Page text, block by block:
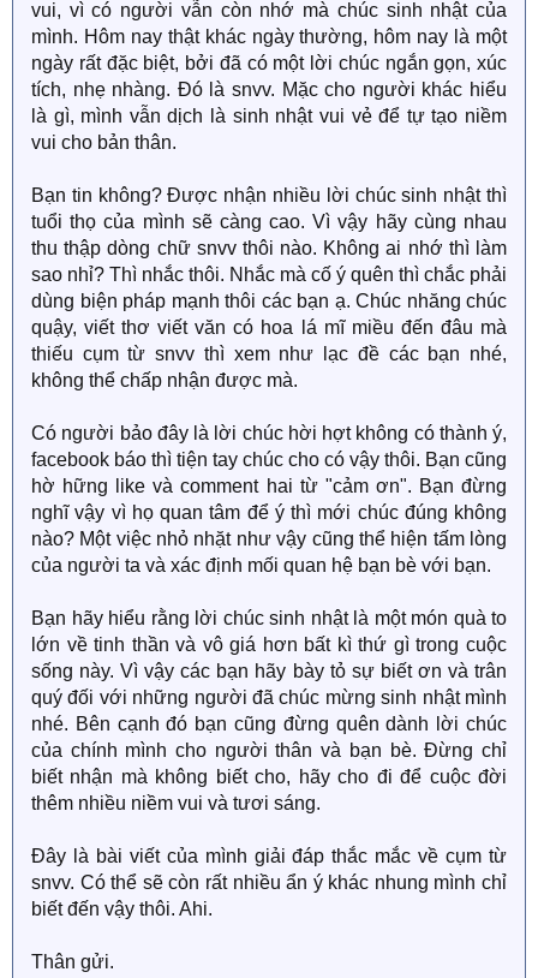
vui, vì có người vẫn còn nhớ mà chúc sinh nhật của
mình. Hôm nay thật khác ngày thường, hôm nay là một
ngày rất đặc biệt, bởi đã có một lời chúc ngắn gọn, xúc
tích, nhẹ nhàng. Đó là snvv. Mặc cho người khác hiểu
là gì, mình vẫn dịch là sinh nhật vui vẻ để tự tạo niềm
vui cho bản thân.
Bạn tin không? Được nhận nhiều lời chúc sinh nhật thì
tuổi thọ của mình sẽ càng cao. Vì vậy hãy cùng nhau
thu thập dòng chữ snvv thôi nào. Không ai nhớ thì làm
sao nhỉ? Thì nhắc thôi. Nhắc mà cố ý quên thì chắc phải
dùng biện pháp mạnh thôi các bạn ạ. Chúc nhăng chúc
quậy, viết thơ viết văn có hoa lá mĩ miều đến đâu mà
thiếu cụm từ snvv thì xem như lạc đề các bạn nhé,
không thể chấp nhận được mà.
Có người bảo đây là lời chúc hời hợt không có thành ý,
facebook báo thì tiện tay chúc cho có vậy thôi. Bạn cũng
hờ hững like và comment hai từ "cảm ơn". Bạn đừng
nghĩ vậy vì họ quan tâm để ý thì mới chúc đúng không
nào? Một việc nhỏ nhặt như vậy cũng thể hiện tấm lòng
của người ta và xác định mối quan hệ bạn bè với bạn.
Bạn hãy hiểu rằng lời chúc sinh nhật là một món quà to
lớn về tinh thần và vô giá hơn bất kì thứ gì trong cuộc
sống này. Vì vậy các bạn hãy bày tỏ sự biết ơn và trân
quý đối với những người đã chúc mừng sinh nhật mình
nhé. Bên cạnh đó bạn cũng đừng quên dành lời chúc
của chính mình cho người thân và bạn bè. Đừng chỉ
biết nhận mà không biết cho, hãy cho đi để cuộc đời
thêm nhiều niềm vui và tươi sáng.
Đây là bài viết của mình giải đáp thắc mắc về cụm từ
snvv. Có thể sẽ còn rất nhiều ẩn ý khác nhung mình chỉ
biết đến vậy thôi. Ahi.
Thân gửi.